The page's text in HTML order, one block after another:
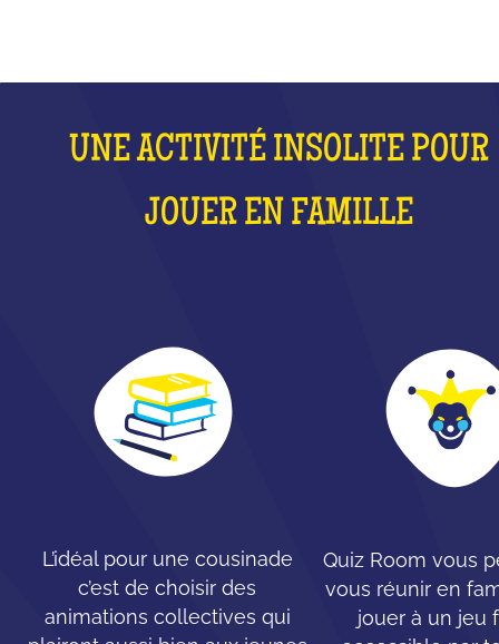
UNE ACTIVITÉ INSOLITE POUR
JOUER EN FAMILLE
L’idéal pour une cousinade
c’est de choisir des
animations collectives qui
Quiz Room vous
vous réunir en
jouer à un jeu